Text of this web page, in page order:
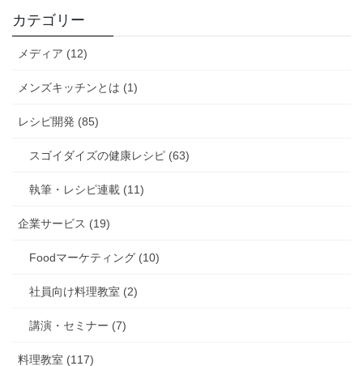
カテゴリー
メディア (12)
メンズキッチンとは (1)
レシピ開発 (85)
スゴイダイズの健康レシピ (63)
執筆・レシピ連載 (11)
企業サービス (19)
Foodマーケティング (10)
社員向け料理教室 (2)
講演・セミナー (7)
料理教室 (117)